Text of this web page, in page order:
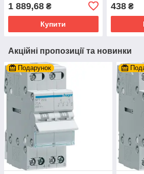
1 889,68 ₴
Купити
438₴
Акційні пропозиції та новинки
Подарунок